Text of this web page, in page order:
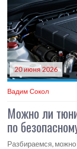
20 июня 2026
Вадим Сокол
Можно ли
по
Разбираемся, можно